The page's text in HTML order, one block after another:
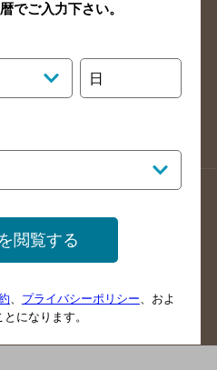
福岡県のバー検索
熊本県のバー検索
様ログイン
見・ご感想
でご入力下さい。
日
閲覧する
プライバシーポリシー 、およ
になります。